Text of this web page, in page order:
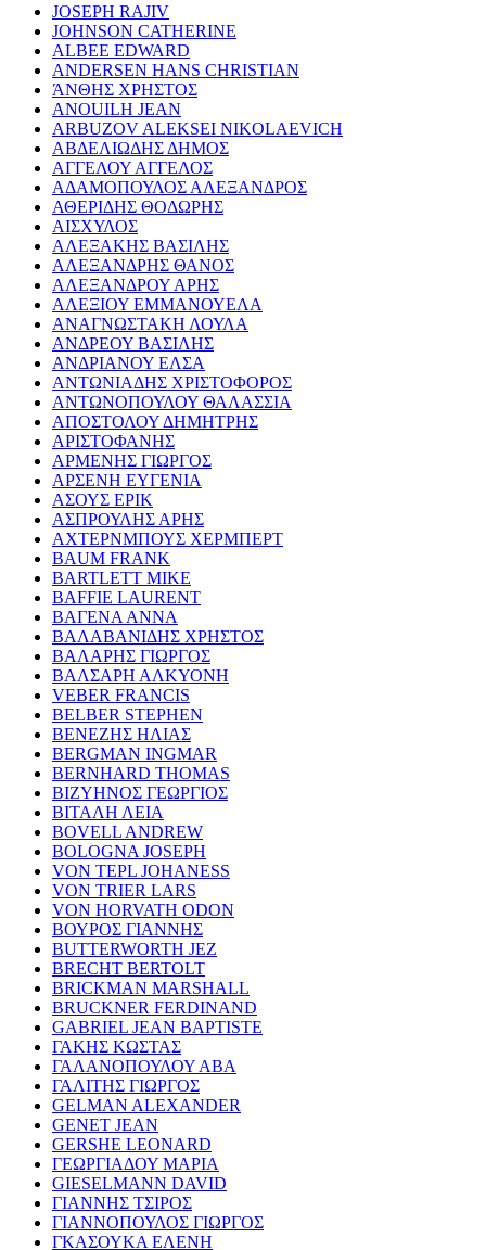
JOSEPH RAJIV
JOHNSON CATHERINE
ALBEE EDWARD
ANDERSEN HANS CHRISTIAN
ΆΝΘΗΣ ΧΡΗΣΤΟΣ
ANOUILH JEAN
ARBUZOV ALEKSEI NIKOLAEVICH
ΑΒΔΕΛΙΩΔΗΣ ΔΗΜΟΣ
ΑΓΓΕΛΟΥ ΑΓΓΕΛΟΣ
ΑΔΑΜΟΠΟΥΛΟΣ ΑΛΕΞΑΝΔΡΟΣ
ΑΘΕΡΙΔΗΣ ΘΟΔΩΡΗΣ
ΑΙΣΧΥΛΟΣ
ΑΛΕΞΑΚΗΣ ΒΑΣΙΛΗΣ
ΑΛΕΞΑΝΔΡΗΣ ΘΑΝΟΣ
ΑΛΕΞΑΝΔΡΟΥ ΑΡΗΣ
ΑΛΕΞΙΟΥ ΕΜΜΑΝΟΥΕΛΑ
ΑΝΑΓΝΩΣΤΑΚΗ ΛΟΥΛΑ
ΑΝΔΡΕΟΥ ΒΑΣΙΛΗΣ
ΑΝΔΡΙΑΝΟΥ ΕΛΣΑ
ΑΝΤΩΝΙΑΔΗΣ ΧΡΙΣΤΟΦΟΡΟΣ
ΑΝΤΩΝΟΠΟΥΛΟΥ ΘΑΛΑΣΣΙΑ
ΑΠΟΣΤΟΛΟΥ ΔΗΜΗΤΡΗΣ
ΑΡΙΣΤΟΦΑΝΗΣ
ΑΡΜΕΝΗΣ ΓΙΩΡΓΟΣ
ΑΡΣΕΝΗ ΕΥΓΕΝΙΑ
ΑΣΟΥΣ ΕΡΙΚ
ΑΣΠΡΟΥΛΗΣ ΑΡΗΣ
ΑΧΤΕΡΝΜΠΟΥΣ ΧΕΡΜΠΕΡΤ
BAUM FRANK
BARTLETT MIKE
BAFFIE LAURENT
ΒΑΓΕΝΑ ΑΝΝΑ
ΒΑΛΑΒΑΝΙΔΗΣ ΧΡΗΣΤΟΣ
ΒΑΛΑΡΗΣ ΓΙΩΡΓΟΣ
ΒΑΛΣΑΡΗ ΑΛΚΥΟΝΗ
VEBER FRANCIS
BELBER STEPHEN
ΒΕΝΕΖΗΣ ΗΛΙΑΣ
BERGMAN INGMAR
BERNHARD THOMAS
ΒΙΖΥΗΝΟΣ ΓΕΩΡΓΙΟΣ
ΒΙΤΑΛΗ ΛΕΙΑ
BOVELL ANDREW
BOLOGNA JOSEPH
VON TEPL JOHANESS
VON TRIER LARS
VON HORVATH ODON
ΒΟΥΡΟΣ ΓΙΑΝΝΗΣ
BUTTERWORTH JEZ
BRECHT BERTOLT
BRICKMAN MARSHALL
BRUCKNER FERDINAND
GABRIEL JEAN BAPTISTE
ΓΑΚΗΣ ΚΩΣΤΑΣ
ΓΑΛΑΝΟΠΟΥΛΟΥ ΑΒΑ
ΓΑΛΙΤΗΣ ΓΙΩΡΓΟΣ
GELMAN ALEXANDER
GENET JEAN
GERSHE LEONARD
ΓΕΩΡΓΙΑΔΟΥ ΜΑΡΙΑ
GIESELMANN DAVID
ΓΙΑΝΝΗΣ ΤΣΙΡΟΣ
ΓΙΑΝΝΟΠΟΥΛΟΣ ΓΙΩΡΓΟΣ
ΓΚΑΣΟΥΚΑ ΕΛΕΝΗ